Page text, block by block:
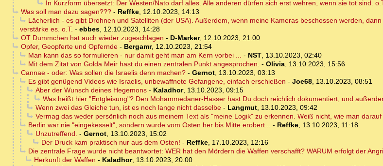
In Kurzform übersetzt: Der Westen/Nato darf alles. Alle anderen dürfen sich erst wehren, wenn sie tot sind.
Was soll man dazu sagen???- Reffke, 12.10.2023, 14:13
Lächerlich - es gibt Drohnen und Satelliten (der USA). Außerdem, wenn meine Kameras beschossen werden,
verstärke es. o.T. - ebbes, 12.10.2023, 14:28
OT Dummchen hat auch wieder zugeschlagen - D-Marker, 12.10.2023, 21:00
Opfer, Geopferte und Opfernde- Bergamr, 12.10.2023, 21:54
Man kann das so formulieren - nur damit geht man am Kern vorbei ... - NST, 13.10.2023, 02:40
Mit dem Zitat von Golda Meir hast du einen zentralen Punkt angesprochen. - Olivia, 13.10.2023, 15:56
Cannae - oder: Was sollen die Israelis denn machen?- Gernot, 13.10.2023, 03:13
Es gibt genügend Videos wie Israelis, unbewaffnete Gefangene, einfach erschießen - Joe68, 13.10.2023, 08:51
Aber der Wunsch deines Hegemons- Kaladhor, 13.10.2023, 09:15
Was heißt hier "Entgleisung"? Den Mohammedaner-Hasser hast Du doch reichlich dokumentiert, und
Wenn zwei das Gleiche tun, ist es noch lange nicht dasselbe- Langmut, 13.10.2023, 09:42
Vermag das weder persönlich noch aus meinem Text als "meine Logik" zu erkennen. Weiß nicht, wie man
Berlin war nie "eingekesselt", sondern wurde vom Osten her bis Mitte erobert... - Reffke, 13.10.2023, 11:18
Unzutreffend. - Gernot, 13.10.2023, 15:02
Der Druck kam praktisch nur aus dem Osten! - Reffke, 17.10.2023, 12:16
Die zentrale Frage wurde nicht beantwortet: WER hat den Mördern die Waffen verschafft? WARUM erfolgt der
Herkunft der Waffen - Kaladhor, 13.10.2023, 20:00